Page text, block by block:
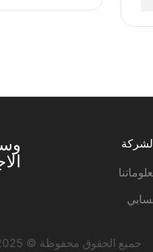
جميع الحقوق محفوظة © 2025